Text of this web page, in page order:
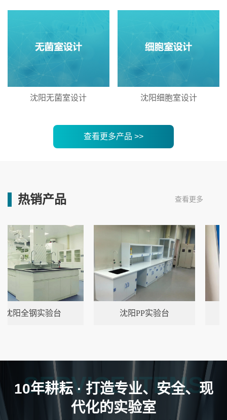
沈阳无菌室设计 沈阳细胞室设计
查看更多产品 >>
热销产品 查看更多
钢实验台 沈阳PP实验台
SERVICE ITEMS
10年耕耘 · 打造专业、安全、现
代化的实验室